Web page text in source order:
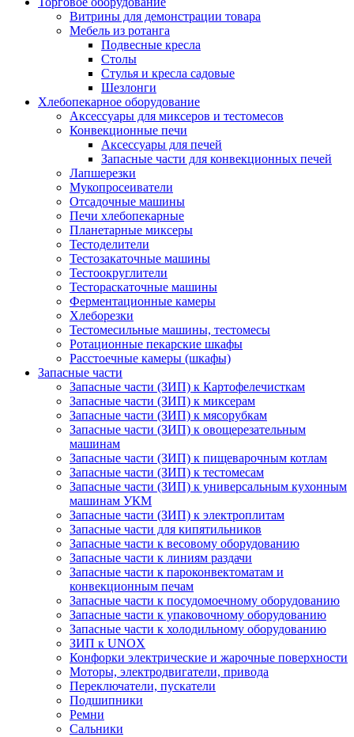
Витрины для демонстрации товара
Мебель из ротанга
Подвесные кресла
Столы
Стулья и кресла садовые
Шезлонги
Хлебопекарное оборудование
Аксессуары для миксеров и тестомесов
Конвекционные печи
Аксессуары для печей
Запасные части для конвекционных печей
Лапшерезки
Мукопросеиватели
Отсадочные машины
Печи хлебопекарные
Планетарные миксеры
Тестоделители
Тестозакаточные машины
Тестоокруглители
Тестораскаточные машины
Ферментационные камеры
Хлеборезки
Тестомесильные машины, тестомесы
Ротационные пекарские шкафы
Расстоечные камеры (шкафы)
Запасные части
Запасные части (ЗИП) к Картофелечисткам
Запасные части (ЗИП) к миксерам
Запасные части (ЗИП) к мясорубкам
Запасные части (ЗИП) к овощерезательным
машинам
Запасные части (ЗИП) к пищеварочным котлам
Запасные части (ЗИП) к тестомесам
Запасные части (ЗИП) к универсальным кухонным
машинам УКМ
Запасные части (ЗИП) к электроплитам
Запасные части для кипятильников
Запасные части к весовому оборудованию
Запасные части к линиям раздачи
Запасные части к пароконвектоматам и
конвекционным печам
Запасные части к посудомоечному оборудованию
Запасные части к упаковочному оборудованию
Запасные части к холодильному оборудованию
ЗИП к UNOX
Конфорки электрические и жарочные поверхности
Моторы, электродвигатели, привода
Переключатели, пускатели
Подшипники
Ремни
Сальники